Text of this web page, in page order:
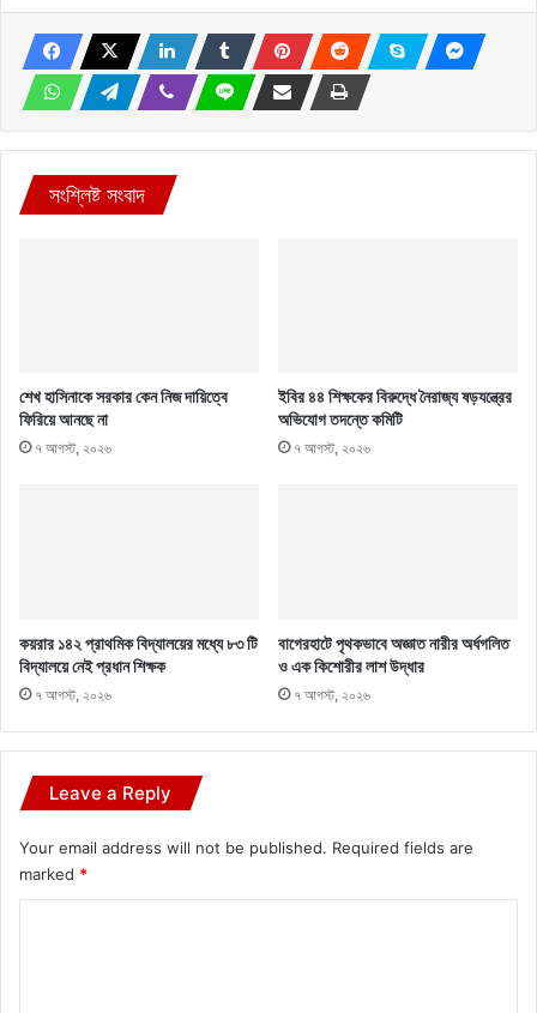
সংশ্লিষ্ট সংবাদ
শেখ হাসিনাকে সরকার কেন নিজ দায়িত্বে
ফিরিয়ে আনছে না
৭ আগস্ট, ২০২৬
ইবির ৪৪ শিক্ষকের বিরুদ্ধে নৈরাজ্য ষড়যন্ত্রের
অভিযোগ তদন্তে কমিটি
৭ আগস্ট, ২০২৬
কয়রার ১৪২ প্রাথমিক বিদ্যালয়ের মধ্যে ৮৩ টি
বিদ্যালয়ে নেই প্রধান শিক্ষক
৭ আগস্ট, ২০২৬
বাগেরহাটে পৃথকভাবে অজ্ঞাত নারীর অর্ধগলিত
ও এক কিশোরীর লাশ উদ্ধার
৭ আগস্ট, ২০২৬
Leave a Reply
Your email address will not be published. Required fields are
marked *